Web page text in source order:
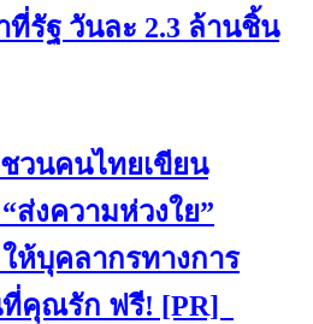
ที่รัฐ วันละ 2.3 ล้านชิ้น
วนคนไทยเขียน
ส่งความห่วงใย”
ห้บุคลากรทางการ
คุณรัก ฟรี! [PR]